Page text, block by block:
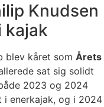
Knudsen
kajak
blev kåret som Årets
sat sig solidt
2023 og 2024
i enerkajak, og i 2024